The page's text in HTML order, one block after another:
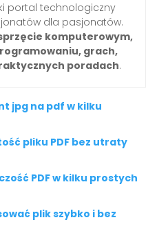
portal technologiczny
dla pasjonatów.
komputerowym,
grach,
poradach.
jpg na pdf w kilku
pliku PDF bez utraty
PDF w kilku prostych
plik szybko i bez